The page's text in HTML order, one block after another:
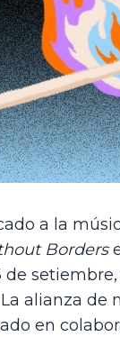
a la
Borders
alianza de
en